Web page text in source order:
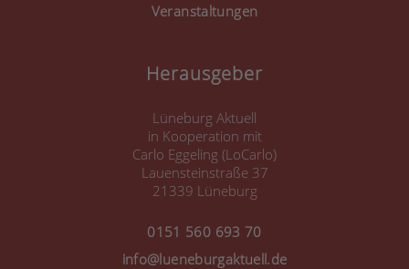
Veranstaltungen
Herausgeber
Lüneburg Aktuell
in Kooperation mit
Carlo Eggeling (LoCarlo)
Lauensteinstraße 37
21339 Lüneburg
0151 560 693 70
info@lueneburgaktuell.de